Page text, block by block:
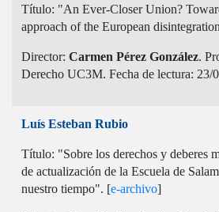
Título: "An Ever-Closer Union?
approach of the European
Director: Carmen Pérez González.
Derecho UC3M. Fecha de lectura: 23/
Luís Esteban Rubio
Título: "Sobre los derechos y deberes
de actualización de la Escuela de
nuestro tiempo". [e-archivo]